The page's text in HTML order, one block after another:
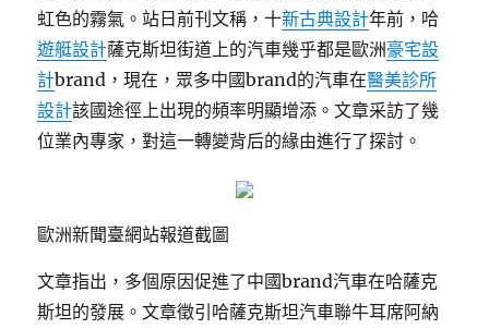
虹色的霧氣。站日前刊文稱，十新古典設計年前，哈
遊艇設計薩克斯坦街道上的汽車幾乎都是歐洲豪宅設
計brand，現在，眾多中國brand的汽車在醫美診所
設計該國途徑上出現的頻率明顯增添。文章采訪了幾
位業內專家，對這一轉變背后的緣由進行了探討。
歐洲新聞臺網站報道截圖
文章指出，多個原因促進了中國brand汽車在哈薩克
斯坦的發展。文章徵引哈薩克斯坦汽車聯牛耳席阿納